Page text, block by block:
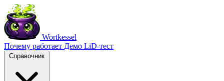
Wortkessel
Почему работает Демо LiD-тест
Справочник